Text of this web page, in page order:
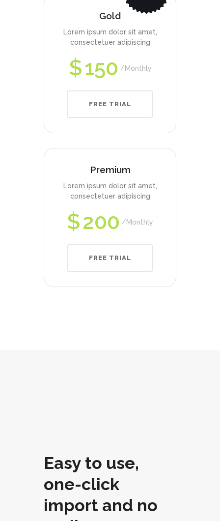
Gold
Lorem ipsum dolor sit amet,
consectetuer adipiscing
$150 Monthly
FREE TRIAL
Premium
Lorem ipsum dolor sit amet,
consectetuer adipiscing
$200 Monthly
FREE TRIAL
Easy to use,
one-click
import and no